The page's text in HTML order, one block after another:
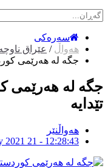
سەرەکی
هەواڵ / عێراق
جگه‌ له‌ هه‌رێمى
جگه‌ له‌ هه‌رێمى
تێدایه‌
هەواڵنێر
2021 21 - 12:28:43